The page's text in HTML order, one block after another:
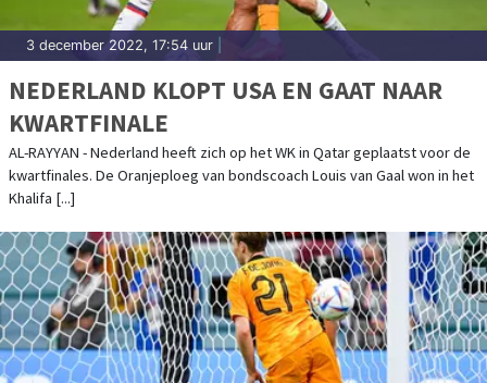
3 december 2022, 17:54 uur
NEDERLAND KLOPT USA EN GAAT NAAR
KWARTFINALE
AL-RAYYAN - Nederland heeft zich op het WK in Qatar geplaatst voor de
kwartfinales. De Oranjeploeg van bondscoach Louis van Gaal won in het
Khalifa [...]